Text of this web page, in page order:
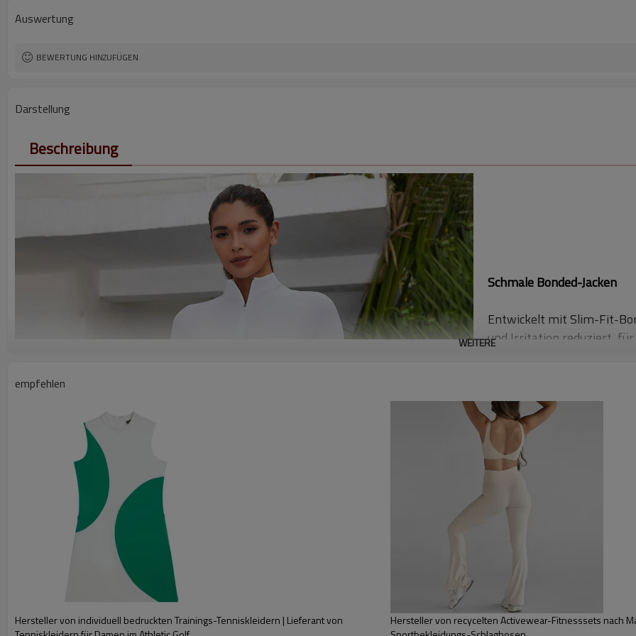
Auswertung
BEWERTUNG HINZUFÜGEN
Darstellung
Beschreibung
Schmale Bonded-Jacken
Entwickelt mit Slim-Fit-
und Irritation reduziert,
Als Trainingsanzüge
verschiedene körperliche
Mit Taschen:
Enthält Taschen zur
WEITERE
empfehlen
Hersteller von individuell bedruckten Trainings-Tenniskleidern | Lieferant von
Hersteller von recycelten Activewear-Fitnesssets nach